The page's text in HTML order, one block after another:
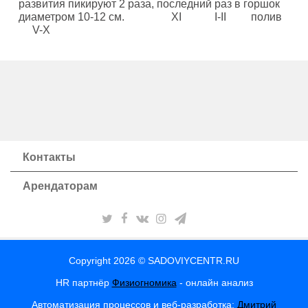
развития пикируют 2 раза, последний раз в горшок
диаметром 10-12 см. XI I-II полив
V-Х
Контакты
Арендаторам
Copyright 2026 © SADOVIYCENTR.RU
HR партнёр Физиогномика - онлайн анализ
Автоматизация процессов и веб-разработка: Дмитрий